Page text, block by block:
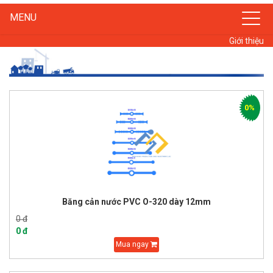
MENU
Giới thiệu
Băng cản nước PVC O-320 dày 12mm
0 đ
0 đ
Mua ngay
0%